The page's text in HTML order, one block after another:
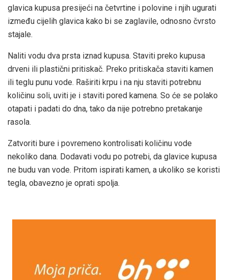
glavica kupusa presijeći na četvrtine i polovine i njih ugurati
između cijelih glavica kako bi se zaglavile, odnosno čvrsto
stajale.
Naliti vodu dva prsta iznad kupusa. Staviti preko kupusa
drveni ili plastični pritiskač. Preko pritiskača staviti kamen
ili teglu punu vode. Raširiti krpu i na nju staviti potrebnu
količinu soli, uviti je i staviti pored kamena. So će se polako
otapati i padati do dna, tako da nije potrebno pretakanje
rasola.
Zatvoriti bure i povremeno kontrolisati količinu vode
nekoliko dana. Dodavati vodu po potrebi, da glavice kupusa
ne budu van vode. Pritom ispirati kamen, a ukoliko se koristi
tegla, obavezno je oprati spolja.